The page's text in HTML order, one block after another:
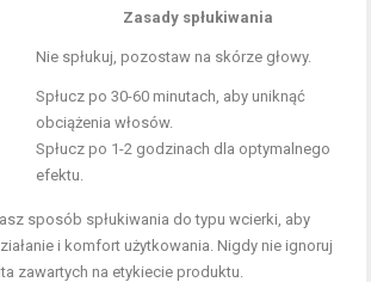
Zasady spłukiwania
Nie spłukuj, pozostaw na skórze głowy.
Spłucz po 30-60 minutach, aby uniknąć
obciążenia włosów.
Spłucz po 1-2 godzinach dla optymalnego
efektu.
sposób spłukiwania do typu wcierki, aby
i komfort użytkowania. Nigdy nie ignoruj
zawartych na etykiecie produktu.